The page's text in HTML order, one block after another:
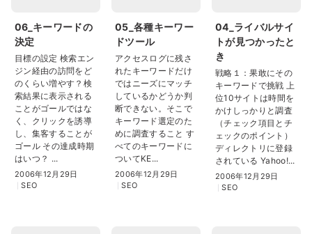
06_キーワードの
決定
目標の設定 検索エン
ジン経由の訪問をど
のくらい増やす？検
索結果に表示される
ことがゴールではな
く、クリックを誘導
し、集客することが
ゴール その達成時期
はいつ？ ...
2006年12月29日
SEO
05_各種キーワー
ドツール
アクセスログに残さ
れたキーワードだけ
ではニーズにマッチ
しているかどうか判
断できない。そこで
キーワード選定のた
めに調査すること す
べてのキーワードに
ついてKE...
2006年12月29日
SEO
04_ライバルサイ
トが見つかったと
き
戦略１：果敢にその
キーワードで挑戦 上
位10サイトは時間を
かけしっかりと調査
（チェック項目とチ
ェックのポイント）
ディレクトリに登録
されている Yahoo!...
2006年12月29日
SEO